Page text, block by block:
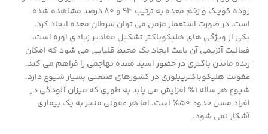
روده کوچک و زخم معده به ترتیب 93 و 80 درصد مشاهده شده
است. در صورت استعمار مزمن می توان سرطان معده ایجاد کرد.
یکی از ویژگی های هلیکوباکتر تشکیل مقادیر زیادی اوره است.
فعالیت آنزیمی آن باعث ایجاد یک محیط قلیایی می شود که امکان
زنده ماندن باکتری در حضور اسید معده تهاجمی را فراهم می کند.
عفونت هلیکوباکترپیلوری در کشورهای صنعتی بسیار شیوع دارد.
شیوع هر ساله 1٪ افزایش می یابد به طوری که میزان آلودگی در
افراد مسن حدود 50٪ است. اما هر عفونی منجر به یک بیماری
آشکار نمی شود.